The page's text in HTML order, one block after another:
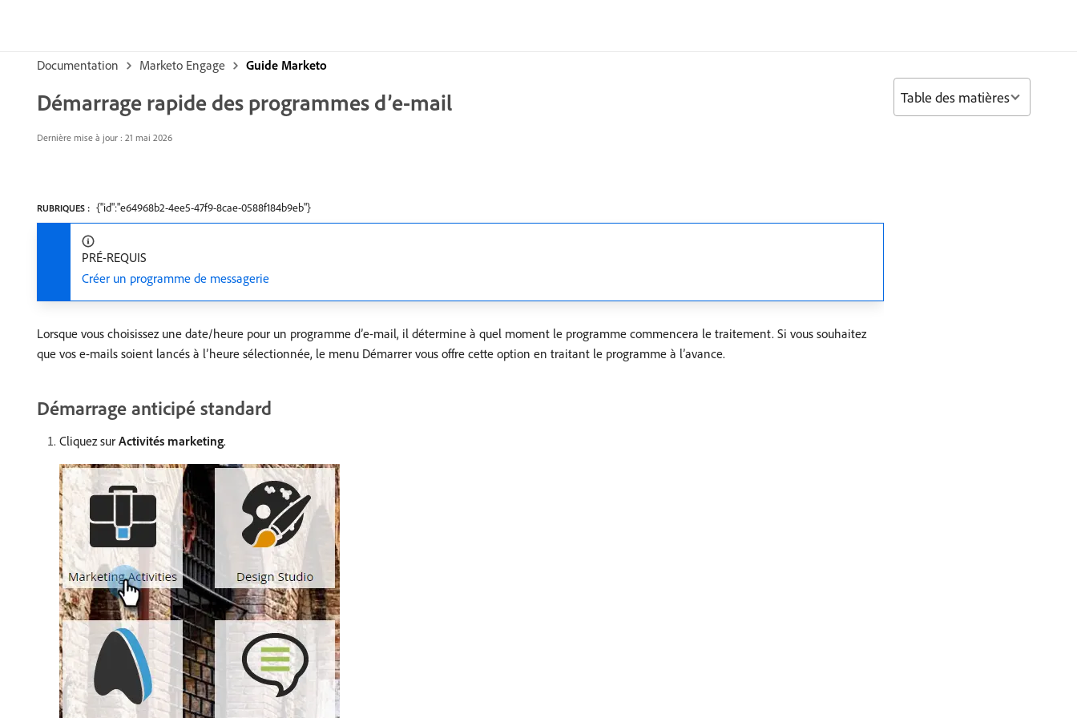
Documentation Marketo Engage Guide Marketo
Démarrage rapide des programmes d’e-mail
Dernière mise à jour : 21 mai 2026
RUBRIQUES : {"id":"e64968b2-4ee5-47f9-8cae-0588f184b9eb"}
PRÉ-REQUIS
Créer un programme de messagerie
Lorsque vous choisissez une date/heure pour un programme d’e-mail, il détermine à quel moment le programme commencera le traitement. Si vous souhaitez
que vos e-mails soient lancés à l’heure sélectionnée, le menu Démarrer vous offre cette option en traitant le programme à l’avance.
Démarrage anticipé standard
Cliquez sur Activités marketing.
Table des matières